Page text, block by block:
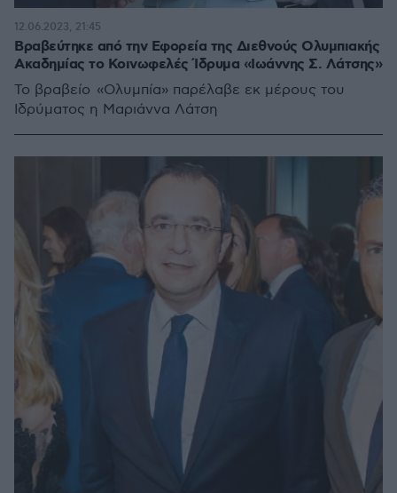
Βραβεύτηκε από την Εφορεία της Διεθνούς Ολυμπιακής
Ακαδημίας το Κοινωφελές Ίδρυμα «Ιωάννης Σ. Λάτσης»
Το βραβείο «Ολυμπία» παρέλαβε εκ μέρους του
Ιδρύματος η Μαριάννα Λάτση
12.06.2023, 21:45